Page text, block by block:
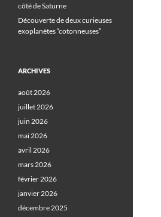
côté de Saturne
Découverte de deux curieuses
exoplanètes “cotonneuses”
ARCHIVES
août 2026
juillet 2026
juin 2026
mai 2026
avril 2026
mars 2026
février 2026
janvier 2026
décembre 2025